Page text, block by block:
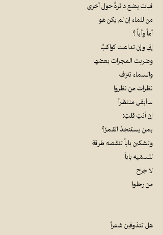
فبات يضع دائرةً حول أخرى
من للماء إن لم يكن هو
أماً وأباً ؟
إني وإن تداعت كواكبٌ
وضربت المجرات بعضها
والسماء تنزف
نظرات من نظروا
سأبقى منتظراً
إن أنتِ قلتِ:
بمن يستنجدُ القمرُ؟
وتشكين باباً تنقصه طرقة
لتسمّيه باباً
لا جرح
من رحلوا
هل تتذوقين شعراً